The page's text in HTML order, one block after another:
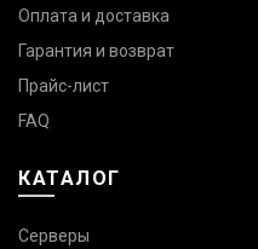
Оплата и доставка
Гарантия и возврат
Прайс-лист
FAQ
КАТАЛОГ
Серверы